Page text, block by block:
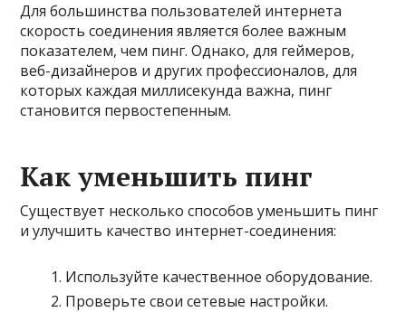
Для большинства пользователей интернета
скорость соединения является более важным
показателем, чем пинг. Однако, для геймеров,
веб-дизайнеров и других профессионалов, для
которых каждая миллисекунда важна, пинг
становится первостепенным.
Как уменьшить пинг
Существует несколько способов уменьшить пинг
и улучшить качество интернет-соединения:
Используйте качественное оборудование.
Проверьте свои сетевые настройки.